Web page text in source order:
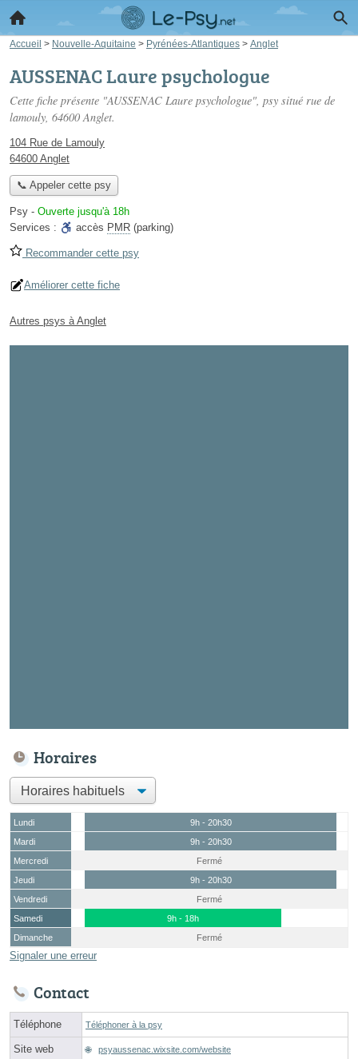
Accueil > Nouvelle-Aquitaine > Pyrénées-Atlantiques > Anglet
AUSSENAC Laure psychologue
Cette fiche présente "AUSSENAC Laure psychologue", psy situé rue de
lamouly, 64600 Anglet.
104 Rue de Lamouly
64600 Anglet
📞 Appeler cette psy
Psy - Ouverte jusqu'à 18h
Services :
accès PMR (parking)
Recommander cette psy
Améliorer cette fiche
Autres psys à Anglet
Horaires
Lundi
9h - 20h30
Mardi
9h - 20h30
Mercredi
Fermé
Jeudi
9h - 20h30
Vendredi
Fermé
Samedi
9h - 18h
Dimanche
Fermé
Signaler une erreur
Contact
Téléphone Téléphoner à la psy
Site web psyaussenac.wixsite.com/website